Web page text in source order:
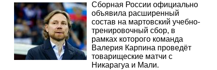
Сборная России официально
объявила расширенный
состав на мартовский учебно-
тренировочный сбор, в
рамках которого команда
Валерия Карпина проведёт
товарищеские матчи с
Никарагуа и Мали.